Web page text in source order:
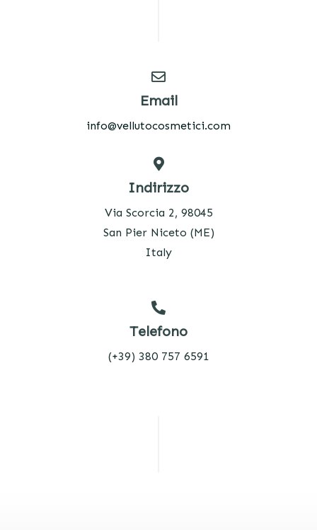
Email
info@vellutocosmetici.com
Indirizzo
Via Scorcia 2, 98045
San Pier Niceto (ME)
Italy
Telefono
(+39) 380 757 6591